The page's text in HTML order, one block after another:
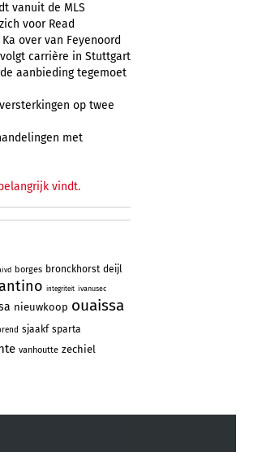
vanuit de MLS
voor Read
over van Feyenoord
carrière in Stuttgart
aanbieding tegemoet
op twee
met
vindt.
borges bronckhorst deijl
integriteit ivanusec
nieuwkoop ouaissa
sjaakf sparta
vanhoutte zechiel